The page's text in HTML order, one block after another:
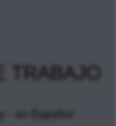
- en Español